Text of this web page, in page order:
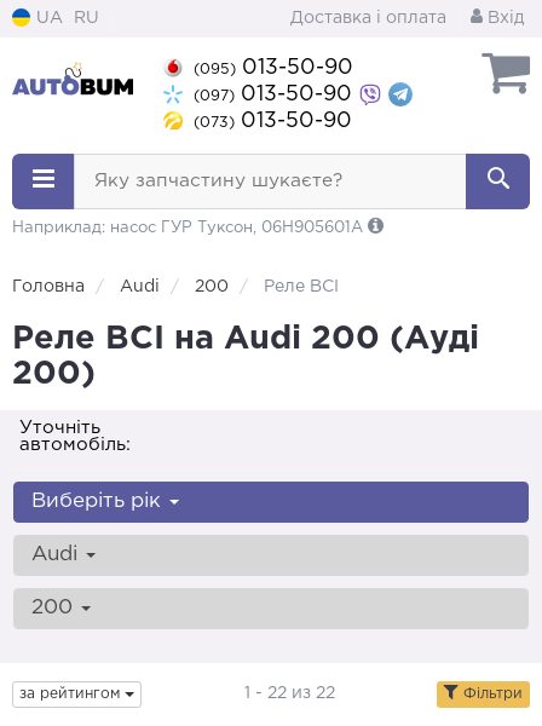
UA RU Доставка і оплата Вхід
(095) 013-50-90
(097) 013-50-90
(073) 013-50-90
Яку запчастину шукаєте?
Наприклад: насос ГУР Туксон, 06H905601A
Головна Audi 200 Реле ВСІ
Реле ВСІ на Audi 200 (Ауді
200)
Уточніть
автомобіль:
Виберіть рік
Audi
200
за рейтингом 1 - 22 из 22 Фільтри